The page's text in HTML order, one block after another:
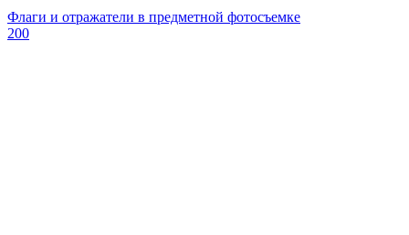
Флаги и отражатели в предметной фотосъемке
200